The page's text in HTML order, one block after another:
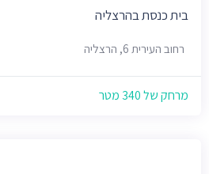
בית כנסת בהרצליה
רחוב העירית 6, הרצליה
מרחק של 340 מטר